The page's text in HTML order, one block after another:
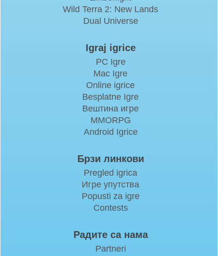
Wild Terra 2: New Lands
Dual Universe
Igraj igrice
PC Igre
Mac Igre
Online igrice
Besplatne Igre
Вештина игре
MMORPG
Android Igrice
Брзи линкови
Pregled igrica
Игре упутства
Popusti za igre
Contests
Радите са нама
Partneri